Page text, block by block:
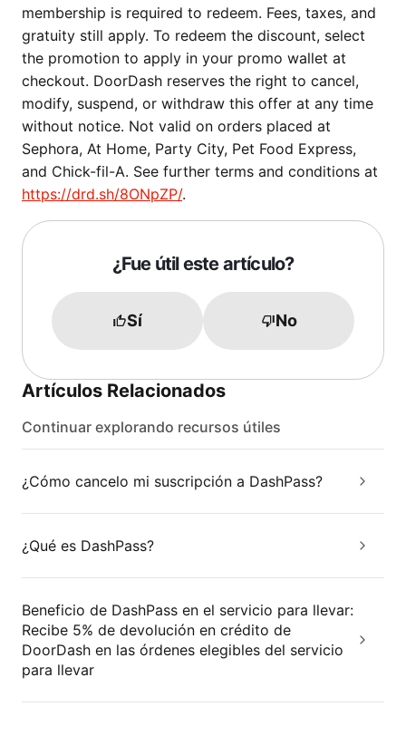
membership is required to redeem. Fees, taxes, and
gratuity still apply. To redeem the discount, select
the promotion to apply in your promo wallet at
checkout. DoorDash reserves the right to cancel,
modify, suspend, or withdraw this offer at any time
without notice. Not valid on orders placed at
Sephora, At Home, Party City, Pet Food Express,
and Chick-fil-A. See further terms and conditions at
https://drd.sh/8ONpZP/.
¿Fue útil este artículo?
Sí No
Artículos Relacionados
Continuar explorando recursos útiles
¿Cómo cancelo mi suscripción a DashPass?
¿Qué es DashPass?
Beneficio de DashPass en el servicio para llevar:
Recibe 5% de devolución en crédito de
DoorDash en las órdenes elegibles del servicio
para llevar